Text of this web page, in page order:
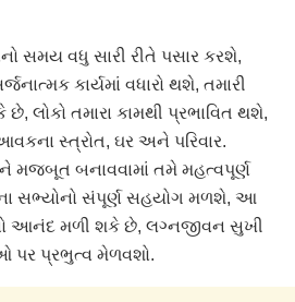
સમય વધુ સારી રીતે પસાર કરશે,
કાર્યમાં વધારો થશે, તમારી
તમારા કામથી પ્રભાવિત થશે,
સ્ત્રોત, ઘર અને પરિવાર.
મજબૂત બનાવવામાં તમે મહત્વપૂર્ણ
સભ્યોનો સંપૂર્ણ સહયોગ મળશે, આ
આનંદ મળી શકે છે, લગ્નજીવન સુખી
પર પ્રભુત્વ મેળવશો.